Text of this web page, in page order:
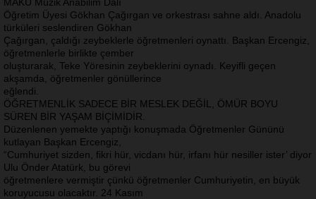
Öğretim Üyesi Gökhan Çağırgan ve orkestrası sahne aldı. Anadolu
türküleri seslendiren Gökhan
Çağırgan, çaldığı zeybeklerle öğretmenleri oynattı. Başkan Ercengiz,
öğretmenlerle birlikte çember
oluşturarak, Teke Yöresinin zeybeklerini oynadı. Keyifli geçen
akşamda, öğretmenler gönüllerince
eğlendi.
ÖĞRETMENLİK SADECE BİR MESLEK DEĞİL, ÖMÜR BOYU
SÜREN BİR YAŞAM BİÇİMİDİR.
Düzenlenen yemekte yaptığı konuşmada Öğretmenler Gününü
kutlayan Başkan Ercengiz,
“Cumhuriyet sizden, fikri hür, vicdanı hür, irfanı hür nesiller ister’ diyor
Ulu Önder Atatürk, bu görevi
öğretmenlere vermiştir çünkü öğretmenler Cumhuriyetin, en büyük
koruyucusu olacaktır. 24 Kasım